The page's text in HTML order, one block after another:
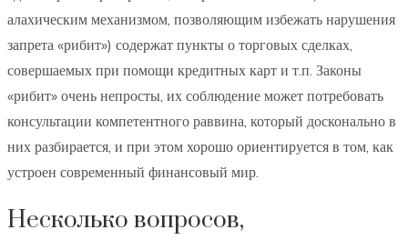
алахическим механизмом, позволяющим избежать нарушения
запрета «рибит») содержат пункты о торговых сделках,
совершаемых при помощи кредитных карт и т.п. Законы
«рибит» очень непросты, их соблюдение может потребовать
консультации компетентного раввина, который досконально в
них разбирается, и при этом хорошо ориентируется в том, как
устроен современный финансовый мир.
Несколько вопросов,